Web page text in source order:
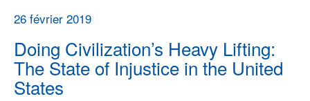
26 février 2019
Doing Civilization’s Heavy Lifting:
The State of Injustice in the United
States